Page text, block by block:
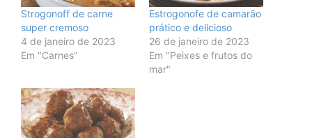
Strogonoff de carne
super cremoso
4 de janeiro de 2023
Em "Carnes"
Estrogonofe de camarão
prático e delicioso
26 de janeiro de 2023
Em "Peixes e frutos do
mar"